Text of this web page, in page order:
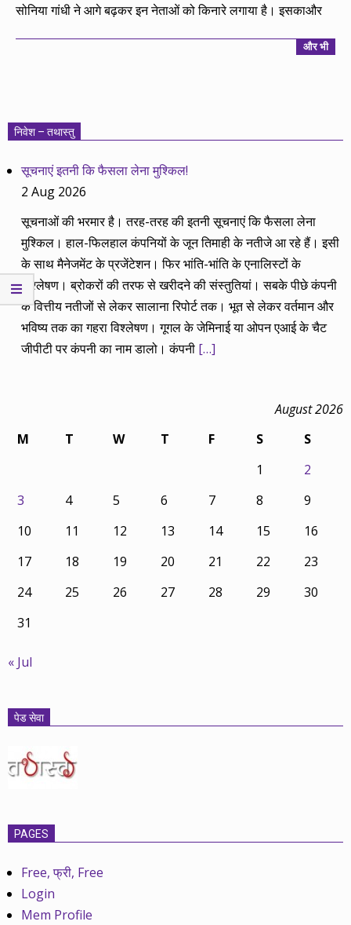
सोनिया गांधी ने आगे बढ़कर इन नेताओं को किनारे लगाया है। इसकाऔर
और भी
निवेश – तथास्तु
सूचनाएं इतनी कि फैसला लेना मुश्किल!
2 Aug 2026
सूचनाओं की भरमार है। तरह-तरह की इतनी सूचनाएं कि फैसला लेना
मुश्किल। हाल-फिलहाल कंपनियों के जून तिमाही के नतीजे आ रहे हैं। इसी
के साथ मैनेजमेंट के प्रजेंटेशन। फिर भांति-भांति के एनालिस्टों के
विश्लेषण। ब्रोकरों की तरफ से खरीदने की संस्तुतियां। सबके पीछे कंपनी
के वित्तीय नतीजों से लेकर सालाना रिपोर्ट तक। भूत से लेकर वर्तमान और
भविष्य तक का गहरा विश्लेषण। गूगल के जेमिनाई या ओपन एआई के चैट
जीपीटी पर कंपनी का नाम डालो। कंपनी […]
August 2026
M
T W T F S
S
1
2
3
4 5 6 7 8
9
10
11 12 13 14 15
16
17
18 19 20 21 22
23
24
25 26 27 28 29
30
31
« Jul
पेड सेवा
PAGES
Free, फ्री, Free
Login
Mem Profile